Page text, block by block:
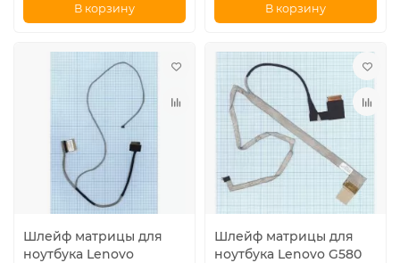
В корзину В корзину
Шлейф матрицы для
ноутбука Lenovo
Шлейф матрицы для
ноутбука Lenovo G580